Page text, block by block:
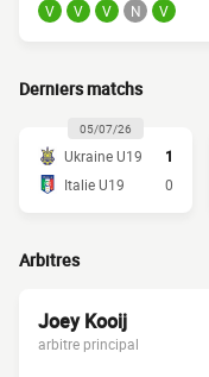
V V V N V
Derniers matchs
05/07/26
Ukraine U19
1
Italie U19
0
Arbitres
Joey Kooij
arbitre principal